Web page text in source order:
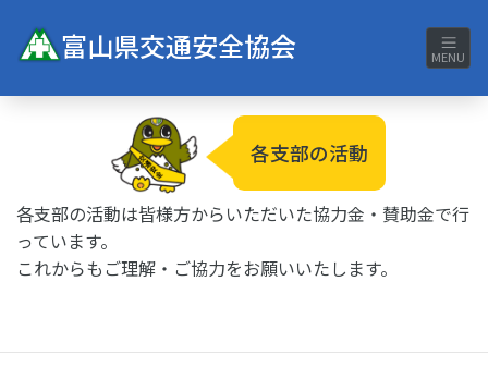
富山県交通安全協会 MENU
各支部の活動
各支部の活動は皆様方からいただいた協力金・賛助金で行
っています。
これからもご理解・ご協力をお願いいたします。